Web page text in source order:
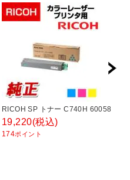
RICOH SP トナー C740H 60058
19,220(税込)
174ポイント